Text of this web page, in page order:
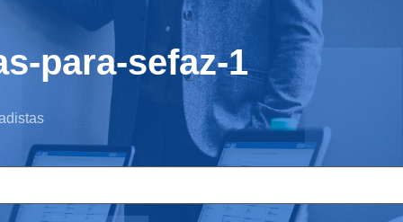
para-sefaz-1